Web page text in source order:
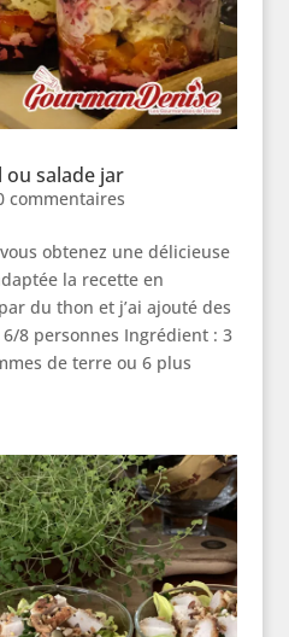
ou salade jar
commentaires
obtenez une délicieuse
la recette en
du thon et j’ai ajouté des
8 personnes Ingrédient : 3
de terre ou 6 plus